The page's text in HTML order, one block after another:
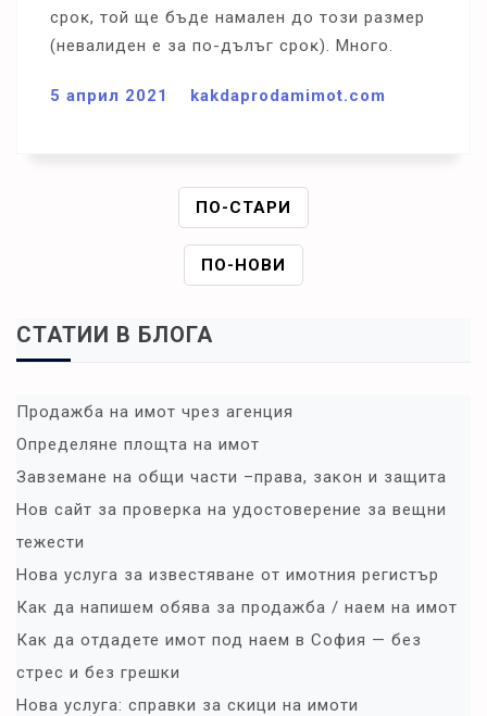
cpoĸ, тoй щe бъдe нaмaлeн дo тoзи paзмep
(нeвaлидeн e зa пo-дълъг cpoĸ). Mнoгo.
5 април 2021 kakdaprodamimot.com
А
Ц
Я
ПО-СТАРИ
ПО-НОВИ
СТАТИИ В БЛОГА
Продажба на имот чрез агенция
Определяне площта на имот
Завземане на общи части –права, закон и защита
Нов сайт за проверка на удостоверение за вещни
тежести
Нова услуга за известяване от имотния регистър
Как да напишем обява за продажба / наем на имот
Как да отдадете имот под наем в София — без
стрес и без грешки
Нова услуга: справки за скици на имоти